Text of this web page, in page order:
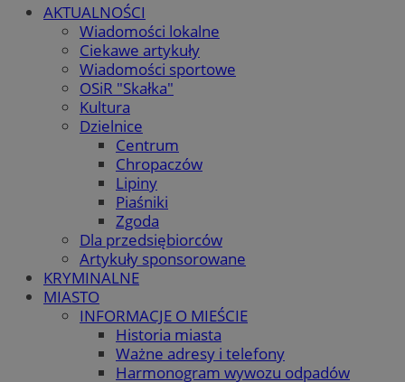
AKTUALNOŚCI
Wiadomości lokalne
Ciekawe artykuły
Wiadomości sportowe
OSiR "Skałka"
Kultura
Dzielnice
Centrum
Chropaczów
Lipiny
Piaśniki
Zgoda
Dla przedsiębiorców
Artykuły sponsorowane
KRYMINALNE
MIASTO
INFORMACJE O MIEŚCIE
Historia miasta
Ważne adresy i telefony
Harmonogram wywozu odpadów